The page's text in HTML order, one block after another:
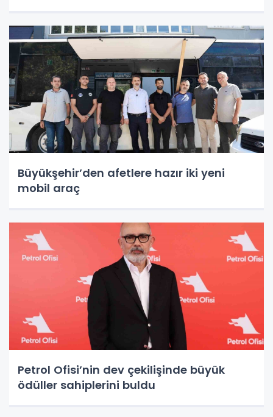
kaynağından iptal edilmiştir. Özür diler,
haberde an itibariyle mevcut
Büyükşehir’den afetlere hazır iki yeni
mobil araç
Petrol Ofisi’nin dev çekilişinde büyük
ödüller sahiplerini buldu